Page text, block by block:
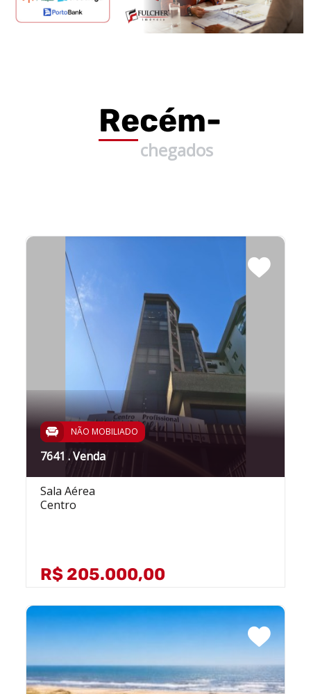
Recém-
chegados
NÃO MOBILIADO
7641 . Venda
Sala Aérea
Centro
R$ 205.000,00